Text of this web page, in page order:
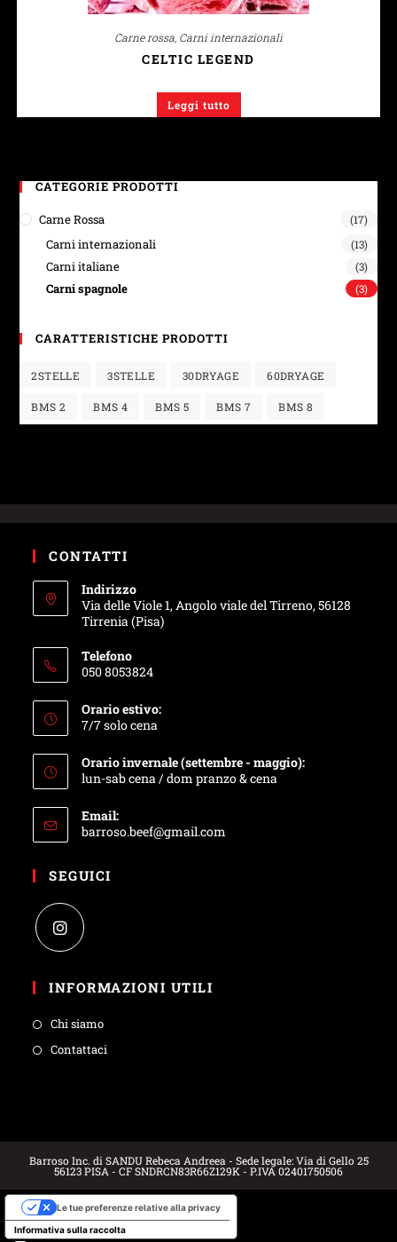
Carne rossa Carni internazionali
CELTIC LEGEND
Leggi tutto
CATEGORIE PRODOTTI
Carne Rossa (17)
Carni internazionali (13)
Carni italiane (3)
Carni spagnole (3)
CARATTERISTICHE PRODOTTI
2STELLE 3STELLE 30DRYAGE 60DRYAGE
BMS 2 BMS 4 BMS 5 BMS 7 BMS 8
CONTATTI
Indirizzo
Via delle Viole 1, Angolo viale del Tirreno, 56128
Tirrenia (Pisa)
Telefono
050 8053824
Orario estivo:
7/7 solo cena
Orario invernale (settembre - maggio):
lun-sab cena / dom pranzo & cena
Email:
barroso.beef@gmail.com
SEGUICI
INFORMAZIONI UTILI
Chi siamo
Contattaci
Barroso Inc. di SANDU Rebeca Andreea - Sede legale: Via di Gello 25
56123 PISA - CF SNDRCN83R66Z129K - P.IVA 02401750506
Informativa sulla raccolta
Le tue preferenze relative alla privacy